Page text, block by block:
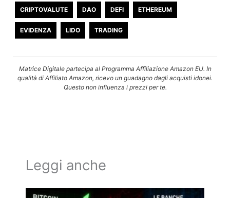
CRIPTOVALUTE DAO DEFI ETHEREUM
EVIDENZA LIDO TRADING
Matrice Digitale partecipa al Programma Affiliazione Amazon EU. In
qualità di Affiliato Amazon, ricevo un guadagno dagli acquisti idonei.
Questo non influenza i prezzi per te.
Leggi anche